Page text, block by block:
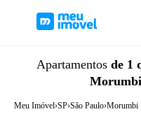
Apartamentos de 1
Meu Imóvel›SP›São Paulo›Morumbi